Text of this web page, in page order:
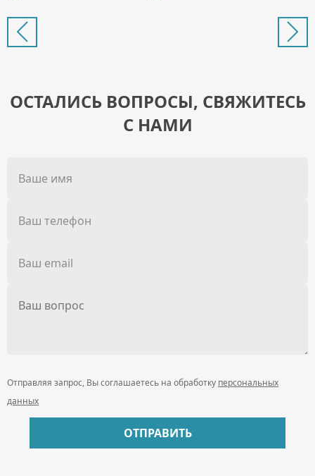
ОСТАЛИСЬ ВОПРОСЫ, СВЯЖИТЕСЬ
С НАМИ
Отправляя запрос, Вы соглашаетесь на обработку персональных
данных